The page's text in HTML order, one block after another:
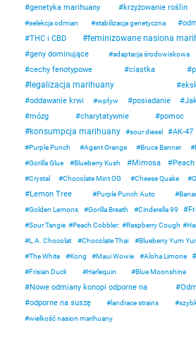
genetyka marihuany
krzyżowanie roślin
selekcja odmian stabilizacja genetyczna
THC i CBD feminizowane nasiona
geny dominujące adaptacja środowiskowa
cechy fenotypowe
ciastka
legalizacja marihuany
oddawanie krwi
wpływ posiadanie
mózg
charytatywnie pomoc
konsumpcja marihuany sour diesel AK-47
Purple Punch
Agent Orange Bruce Banner
Gorilla Glue Blueberry Kush Mimosa Peach
Crystal Chocolate Mint OG Cheese Quake
Lemon Tree Purple Punch Auto
Golden Lemons
Gorilla Breath Cinderella 99
Sour Tangie
Peach Cobbler: Raspberry Cough
L.A. Chocolat
Chocolate Thai Blueberry Yum
The White Kong Maui Wowie Aloha Limone
Frisian Duck
Harlequin Blue Moonshine
Nowe odmiany konopi odporne na
odporne na suszę
landrace strains
wielkość nasion marihuany